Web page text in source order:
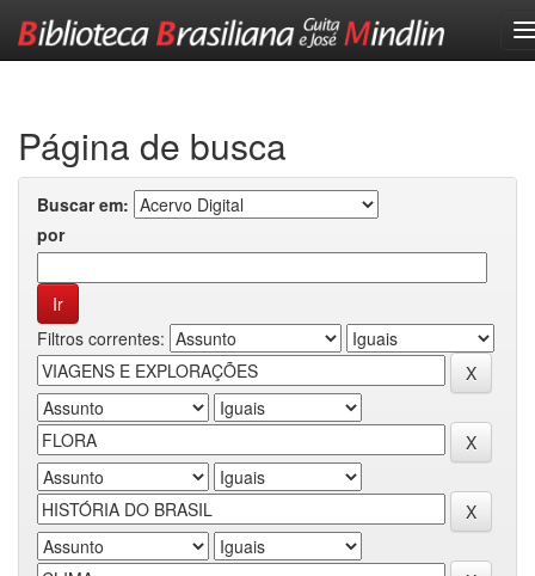
Página de busca
Buscar em:
por
Filtros correntes: